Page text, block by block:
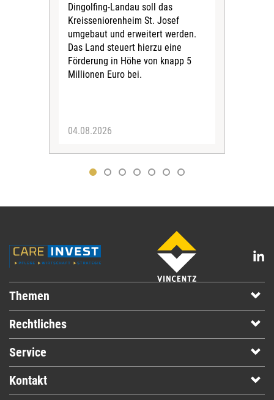
Dingolfing-Landau soll das
Kreisseniorenheim St. Josef
umgebaut und erweitert werden.
Das Land steuert hierzu eine
Förderung in Höhe von knapp 5
Millionen Euro bei.
04.08.2026
Themen
Rechtliches
Service
Kontakt